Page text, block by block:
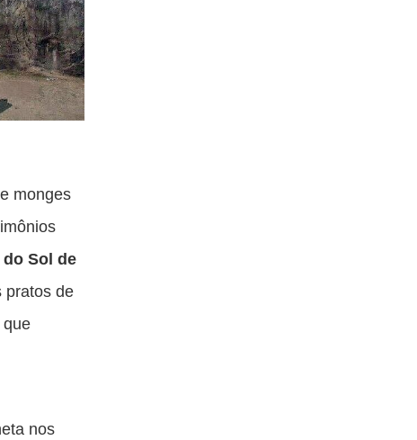
monges
Sol de
pratos de
que
nos